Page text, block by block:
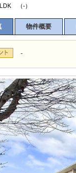
（-）
物件概要
-